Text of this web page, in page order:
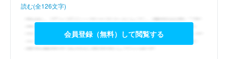
読む(全126文字)
会員登録（無料）して閲覧する